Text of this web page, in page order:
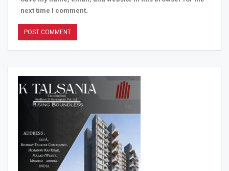
next time I comment.